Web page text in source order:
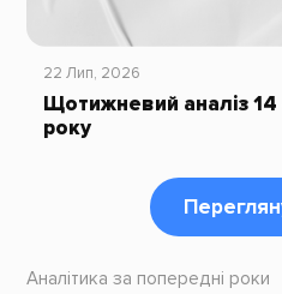
22 Лип, 2026
Щотижневий аналіз
року
Аналітика за попередні роки